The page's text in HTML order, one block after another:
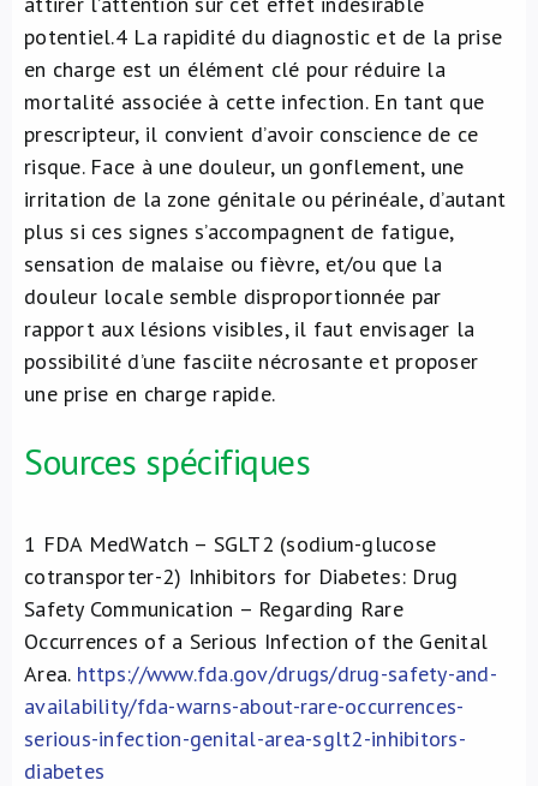
potentiel.4La rapidité du diagnostic et de la prise
en charge est un élément clé pour réduire la
mortalité associée à cette infection. En tant que
prescripteur, il convient d’avoir conscience de ce
risque. Face à une douleur, un gonflement, une
irritation de la zone génitale ou périnéale, d’autant
plus si ces signes s’accompagnent de fatigue,
sensation de malaise ou fièvre, et/ou que la
douleur locale semble disproportionnée par
rapport aux lésions visibles, il faut envisager la
possibilité d’une fasciite nécrosante et proposer
une prise en charge rapide.
Sources spécifiques
1 FDA MedWatch – SGLT2 (sodium-glucose
cotransporter-2) Inhibitors for Diabetes: Drug
Safety Communication – Regarding Rare
Occurrences of a Serious Infection of the Genital
Area. https://www.fda.gov/drugs/drug-safety-and-
availability/fda-warns-about-rare-occurrences-
serious-infection-genital-area-sglt2-inhibitors-
diabetes​